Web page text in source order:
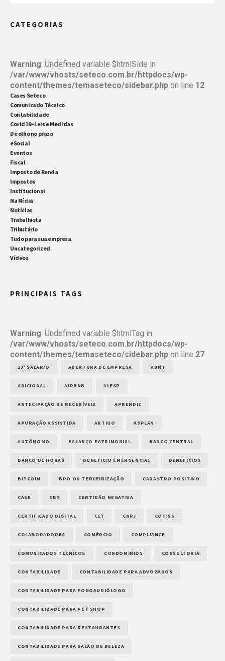
ampliada para 8 meses, mas com uma taxa de juros
CATEGORIAS
Warning: Undefined variable $htmlSide in
/var/www/vhosts/seteco.com.br/httpdocs/wp-
content/themes/temaseteco/sidebar.php on line 12
Cases Seteco
Comunicado Técnico
Contabilidade
Covid19 - Leis e Medidas
De olho no prazo
eSocial
Eventos
Fiscal
Imposto de Renda
Impostos
Institucional
Na Mídia
Notícias
Trabalhista
Tributário
Tudo para sua empresa
Uncategorized
Vídeos
PRINCIPAIS TAGS
Warning: Undefined variable $htmlTag in
/var/www/vhosts/seteco.com.br/httpdocs/wp-
content/themes/temaseteco/sidebar.php on line 27
13º SALÁRIO ABERTURA DE EMPRESA ABNT
ADICIONAL AIRBNB ALESP
ANTECIPAÇÃO DE RECEBÍVEIS APRENDIZ
APURAÇÃO ASSISTIDA ARTIGO ASPLAN
AUTÔNOMO BALANÇO PATRIMONIAL BANCO CENTRAL
BANCO DE HORAS BENEFICIO EMERGENCIAL BENEFÍCIOS
BITCOIN BPO OU TERCEIRIZAÇÃO CADASTRO POSITIVO
CASE CBS CERTIDÃO NEGATIVA
CERTIFICADO DIGITAL CLT CNPJ COFINS
COLABORADORES COMÉRCIO COMPLIANCE
COMUNICADOS TÉCNICOS CONDOMÍNIOS CONSULTORIA
CONTABILIDADE CONTABILIDADE PARA ADVOGADOS
CONTABILIDADE PARA FONOAUDIÓLOGO
CONTABILIDADE PARA PET SHOP
CONTABILIDADE PARA RESTAURANTES
CONTABILIDADE PARA SALÃO DE BELEZA